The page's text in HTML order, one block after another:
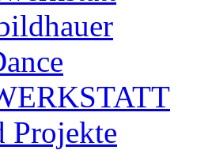
Projekte